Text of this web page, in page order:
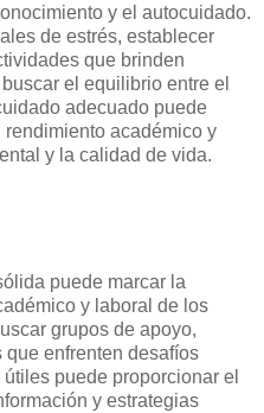
y el autocuidado.
de estrés, establecer
que brinden
el equilibrio entre el
adecuado puede
académico y
y la calidad de vida.
puede marcar la
y laboral de los
grupos de apoyo,
que enfrenten desafíos
puede proporcionar el
y estrategias